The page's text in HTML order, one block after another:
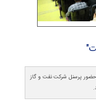
پرسنل شرکت نفت و گاز